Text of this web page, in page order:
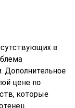
в
Дополнительное
цене по
которые